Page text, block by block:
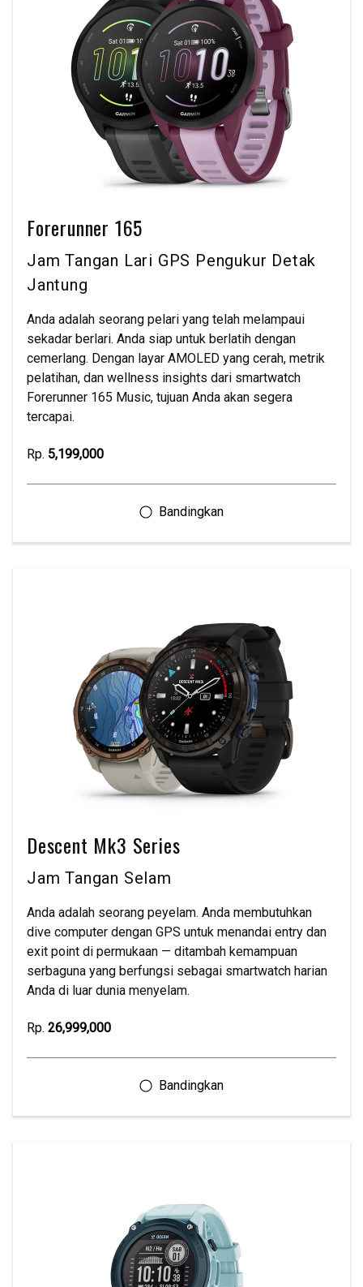
Forerunner 165
Jam Tangan Lari GPS Pengukur Detak
Jantung
Anda adalah seorang pelari yang telah melampaui
sekadar berlari. Anda siap untuk berlatih dengan
cemerlang. Dengan layar AMOLED yang cerah, metrik
pelatihan, dan wellness insights dari smartwatch
Forerunner 165 Music, tujuan Anda akan segera
tercapai.
Rp. 5,199,000
Descent Mk3 Series
Jam Tangan Selam
Anda adalah seorang peyelam. Anda membutuhkan
dive computer dengan GPS untuk menandai entry dan
exit point di permukaan — ditambah kemampuan
serbaguna yang berfungsi sebagai smartwatch harian
Anda di luar dunia menyelam.
Rp. 26,999,000